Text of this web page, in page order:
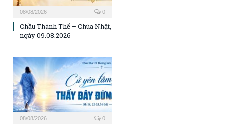
08/08/2026 0
Chầu Thánh Thể – Chúa Nhật,
ngày 09.08.2026
08/08/2026 0